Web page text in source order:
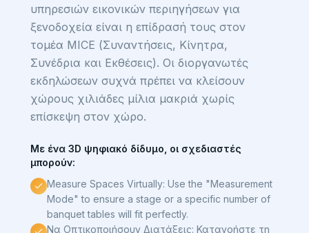
υπηρεσιών εικονικών περιηγήσεων για
ξενοδοχεία είναι η επίδρασή τους στον
τομέα MICE (Συναντήσεις, Κίνητρα,
Συνέδρια και Εκθέσεις). Οι διοργανωτές
εκδηλώσεων συχνά πρέπει να κλείσουν
χώρους χιλιάδες μίλια μακριά χωρίς
επίσκεψη στον χώρο.
Με ένα 3D ψηφιακό δίδυμο, οι σχεδιαστές
μπορούν:
Measure Spaces Virtually: Use the "Measurement
Mode" to ensure a stage or a specific number of
banquet tables will fit perfectly.
Να Οπτικοποιήσουν Διατάξεις: Κατανοήστε τη